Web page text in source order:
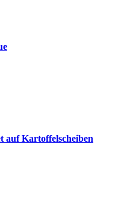
auf Kartoffelscheiben